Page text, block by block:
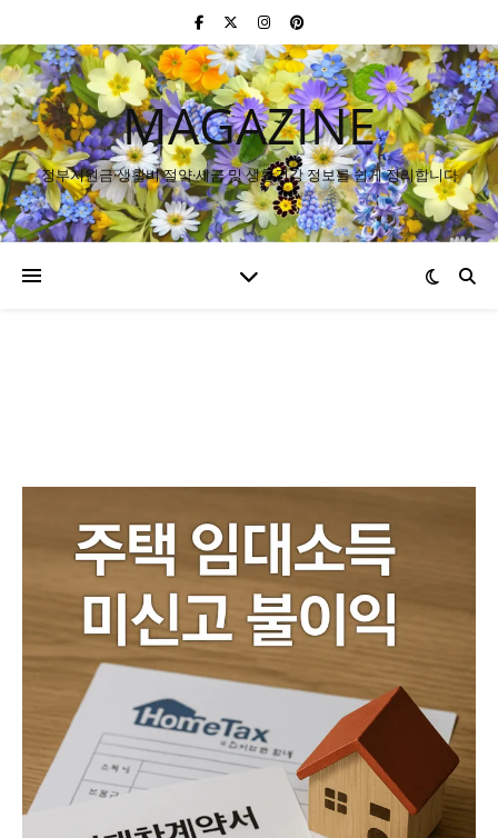
MAGAZINE
정부지원금·생활비 절약·세금 및 생활건강 정보를 쉽게 정리합니다